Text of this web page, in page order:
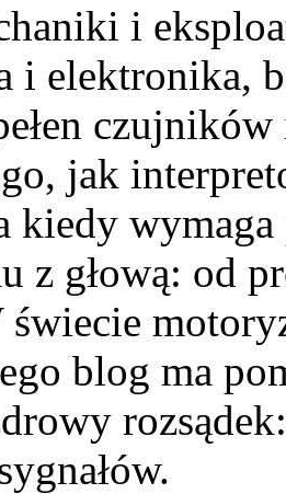
i
i elektronika,
jak
kiedy
z głową: od
blog ma